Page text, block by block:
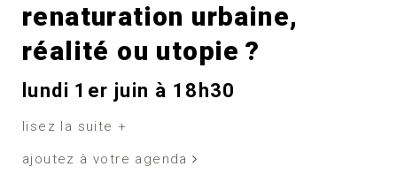
renaturation urbaine,
réalité ou utopie ?
lundi 1er juin à 18h30
lisez la suite +
ajoutez à votre agenda